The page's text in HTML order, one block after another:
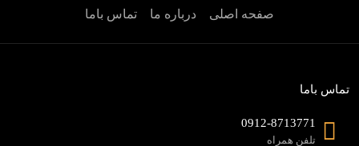
صفحه اصلی
درباره ما تماس باما
تماس باما
0912-8713771
تلفن همراه